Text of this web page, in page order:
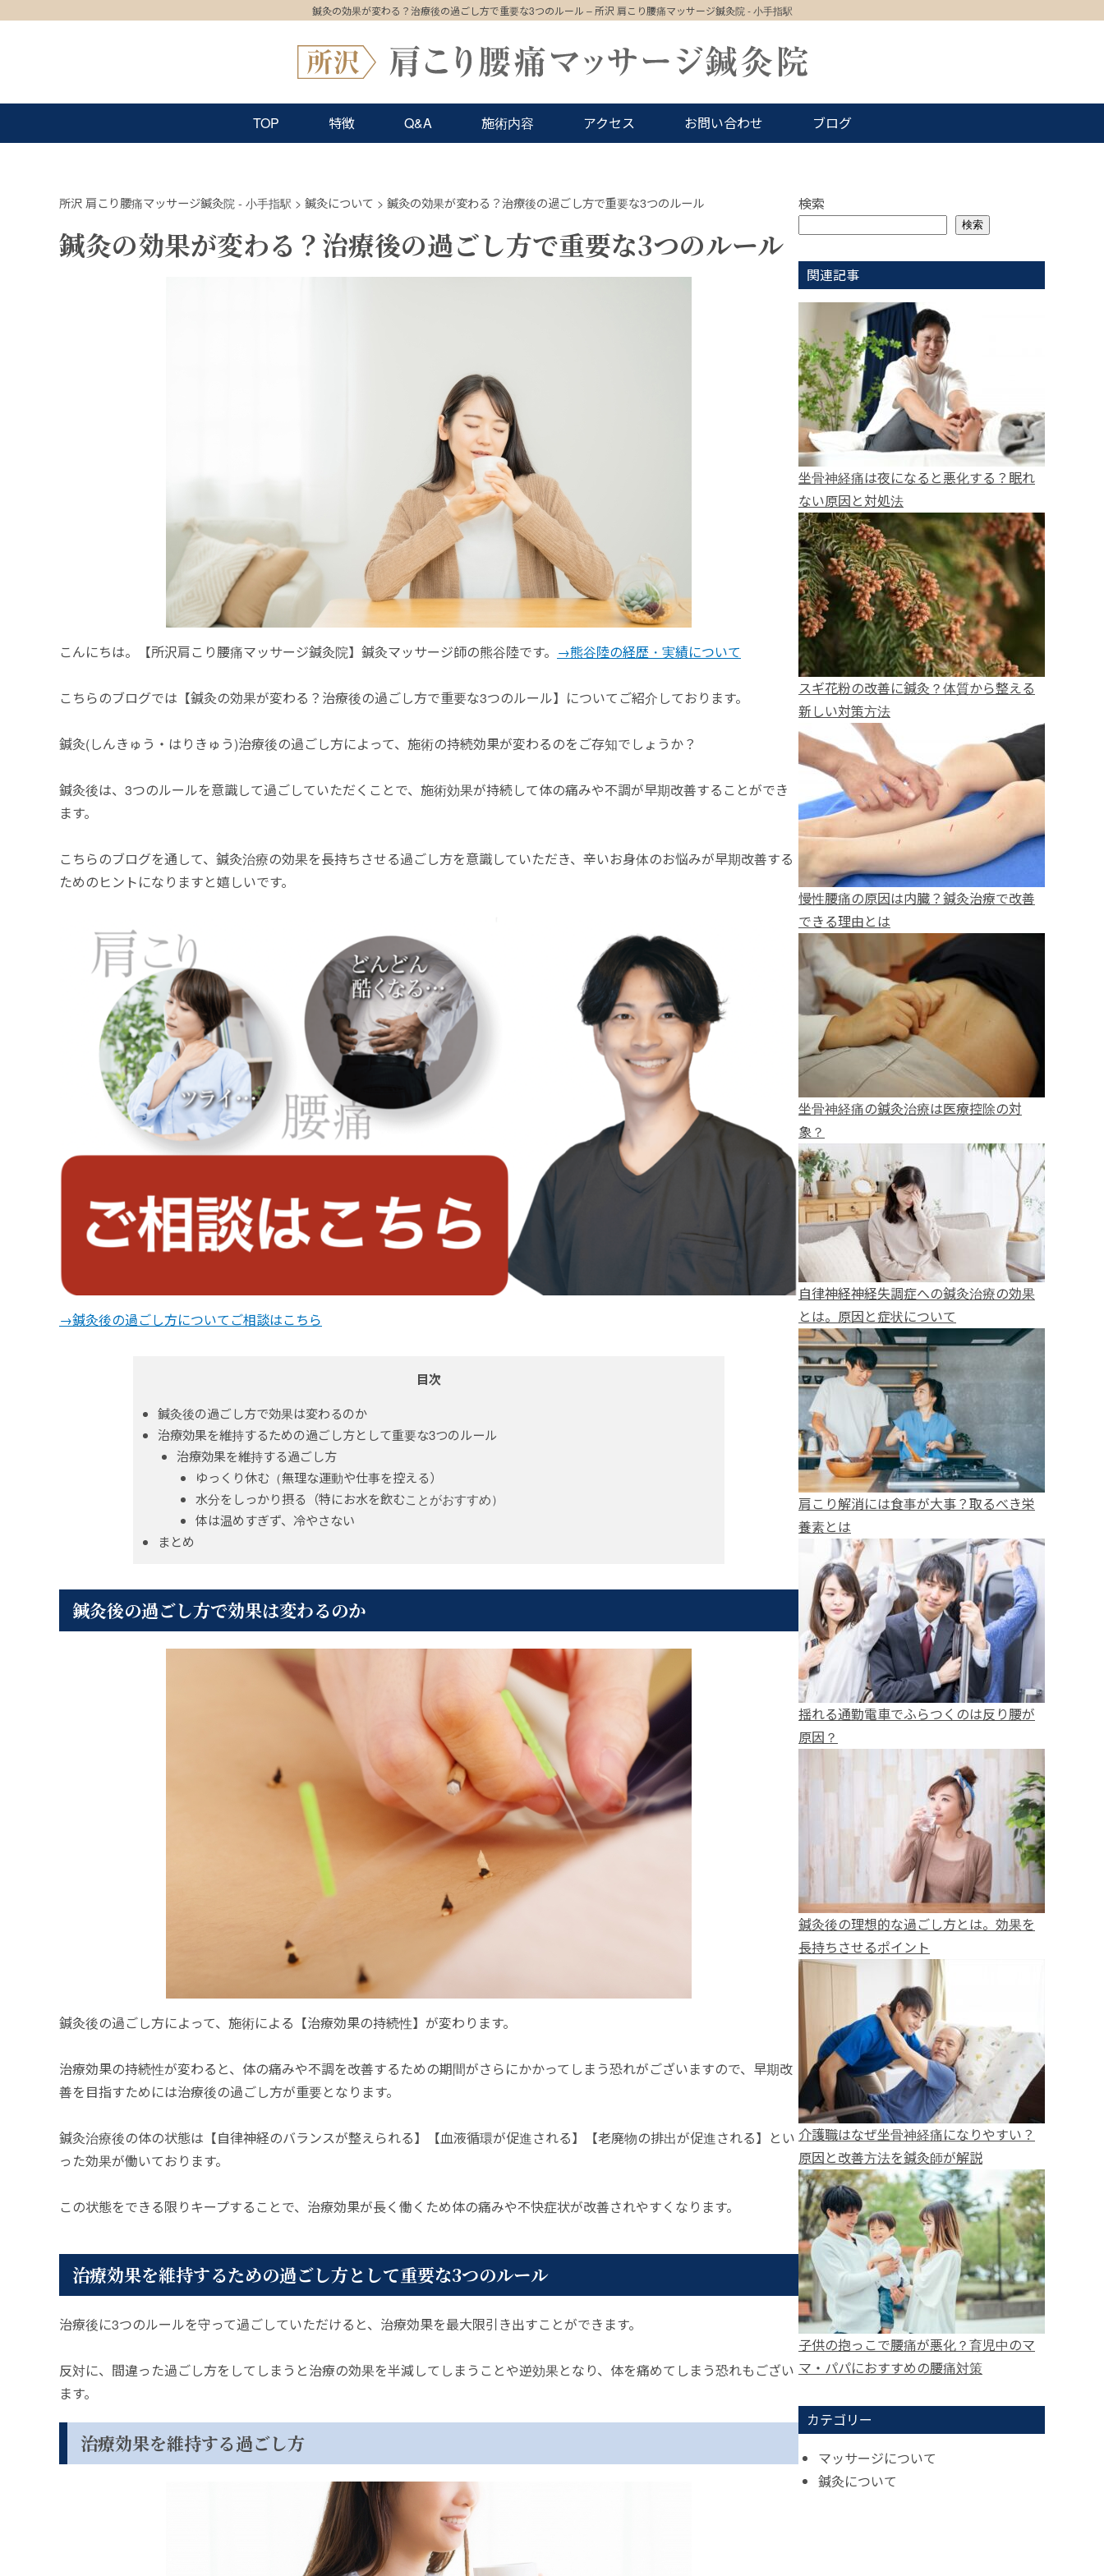
鍼灸の効果が変わる？治療後の過ごし方で重要な3つのルール – 所沢 肩こり腰痛マッサージ鍼灸院 - 小手指駅
TOP 特徴 Q&A 施術内容 アクセス お問い合わせ ブログ
所沢 肩こり腰痛マッサージ鍼灸院 - 小手指駅 > 鍼灸について > 鍼灸の効果が変わる？治療後の過ごし方で重要な3つのルール
鍼灸の効果が変わる？治療後の過ごし方で重要な3つのルール
こんにちは。【所沢肩こり腰痛マッサージ鍼灸院】鍼灸マッサージ師の熊谷陸です。 →熊谷陸の経歴・実績について
こちらのブログでは【鍼灸の効果が変わる？治療後の過ごし方で重要な3つのルール】についてご紹介しております。
鍼灸(しんきゅう・はりきゅう)治療後の過ごし方によって、施術の持続効果が変わるのをご存知でしょうか？
鍼灸後は、3つのルールを意識して過ごしていただくことで、施術効果が持続して体の痛みや不調が早期改善することができ
ます。
こちらのブログを通して、鍼灸治療の効果を長持ちさせる過ごし方を意識していただき、辛いお身体のお悩みが早期改善する
ためのヒントになりますと嬉しいです。
→鍼灸後の過ごし方についてご相談はこちら
目次
鍼灸後の過ごし方で効果は変わるのか
治療効果を維持するための過ごし方として重要な3つのルール
治療効果を維持する過ごし方
ゆっくり休む（無理な運動や仕事を控える）
水分をしっかり摂る（特にお水を飲むことがおすすめ）
体は温めすぎず、冷やさない
まとめ
鍼灸後の過ごし方で効果は変わるのか
鍼灸後の過ごし方によって、施術による【治療効果の持続性】が変わります。
治療効果の持続性が変わると、体の痛みや不調を改善するための期間がさらにかかってしまう恐れがございますので、早期改
善を目指すためには治療後の過ごし方が重要となります。
鍼灸治療後の体の状態は【自律神経のバランスが整えられる】【血液循環が促進される】【老廃物の排出が促進される】とい
った効果が働いております。
この状態をできる限りキープすることで、治療効果が長く働くため体の痛みや不快症状が改善されやすくなります。
治療効果を維持するための過ごし方として重要な3つのルール
治療後に3つのルールを守って過ごしていただけると、治療効果を最大限引き出すことができます。
反対に、間違った過ごし方をしてしまうと治療の効果を半減してしまうことや逆効果となり、体を痛めてしまう恐れもござい
ます。
治療効果を維持する過ごし方
検索
検索
関連記事
坐骨神経痛は夜になると悪化する？眠れ
ない原因と対処法
スギ花粉の改善に鍼灸？体質から整える
新しい対策方法
慢性腰痛の原因は内臓？鍼灸治療で改善
できる理由とは
坐骨神経痛の鍼灸治療は医療控除の対
象？
自律神経神経失調症への鍼灸治療の効果
とは。原因と症状について
肩こり解消には食事が大事？取るべき栄
養素とは
揺れる通勤電車でふらつくのは反り腰が
原因？
鍼灸後の理想的な過ごし方とは。効果を
長持ちさせるポイント
介護職はなぜ坐骨神経痛になりやすい？
原因と改善方法を鍼灸師が解説
子供の抱っこで腰痛が悪化？育児中のマ
マ・パパにおすすめの腰痛対策
カテゴリー
マッサージについて
鍼灸について